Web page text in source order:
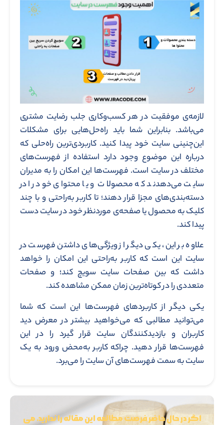
لازمه‌ی موفقیت در هر کسب‌وکاری جلب رضایت مشتری
می‌باشد. بنابراین شما باید راه‌حل‌هایی برای مشکلات
این‌چنینی سایت خود پیدا کنید. کاربردی‌ترین راه‌حلی که
درباره این موضوع وجود دارد استفاده از فهرست‌های
مختلف در سایت است. فهرست‌ها این امکان را به مدیران
سایت می‌دهدند که محصولات و یا محتوای خود را در
دسته‌بندی‌های مجزا قرار دهند؛ تا کاربر به‌راحتی و با چند
کلیک به محصول یا صفحه‌ی موردنظر خود در سایت دست
پیدا کند.
علاوه بر این، یکی دیگر از ویژگی‌های داشتن فهرست در
سایت این است که کاربر به‌راحتی این امکان را خواهد
داشت که بین صفحات سایت سویچ کند؛ و صفحات
متعددی را در کوتاه‌ترین زمان ممکن مشاهده کند.
یکی دیگر از کاربردهای فهرست‌ها این است که شما
می‌توانید مطالبی که می‌خواهید بیشتر در معرض دید
کاربران و بازدیدکنندگان سایت قرار گیرد را در این
فهرست‌ها قرار دهید. چراکه کاربر به‌محض ورود به یک
سایت به سمت فهرست‌های آن سایت را می‌برد.
اگر در حال حاضر فرصت مطالعه این مقاله را ندارید، می